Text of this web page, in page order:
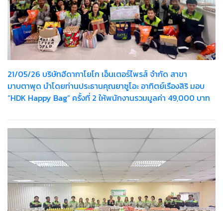
21/05/26 บริษัทฮีดากาโยโก เอ็นเตอร์ไพรส์ จำกัด สาขา
มาบตาพุด นำโดยท่านประธานคุณยาซูโอะ อาทิตย์เรืองสิริ มอบ
“HDK Happy Bag” ครั้งที่ 2 ให้พนักงานรวมมูลค่า 49,000 บาท